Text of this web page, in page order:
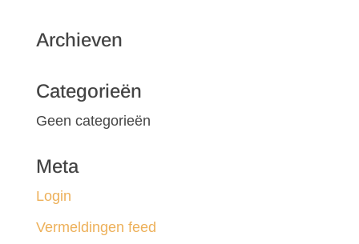
Archieven
Categorieën
Geen categorieën
Meta
Login
Vermeldingen feed